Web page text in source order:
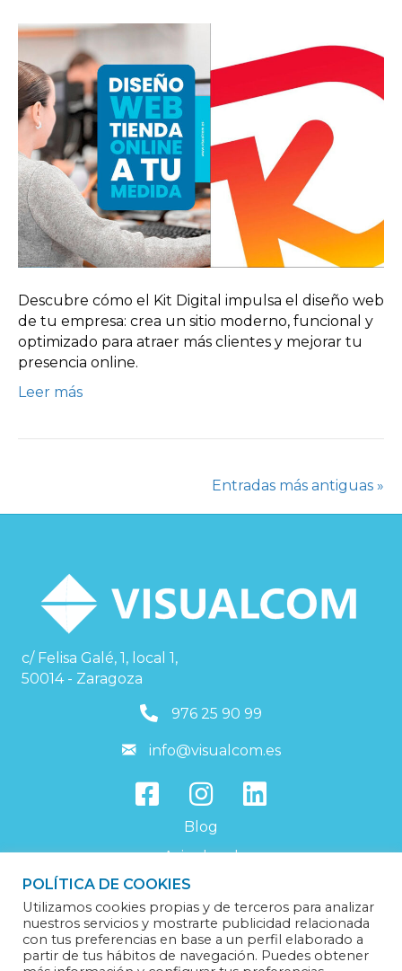
Descubre cómo el Kit Digital impulsa el diseño web
de tu empresa: crea un sitio moderno, funcional y
optimizado para atraer más clientes y mejorar tu
presencia online.
Leer más
Entradas más antiguas »
c/ Felisa Galé, 1, local 1,
50014 - Zaragoza
976259099
976 25 90 99
info@visualcom.es
info@visualcom.es
Blog
Aviso legal
Política de privacidad
Política de cookies
Trabaja con nosotros
POLÍTICA DE COOKIES
Utilizamos cookies propias y de terceros para analizar
nuestros servicios y mostrarte publicidad relacionada
con tus preferencias en base a un perfil elaborado a
partir de tus hábitos de navegación. Puedes obtener